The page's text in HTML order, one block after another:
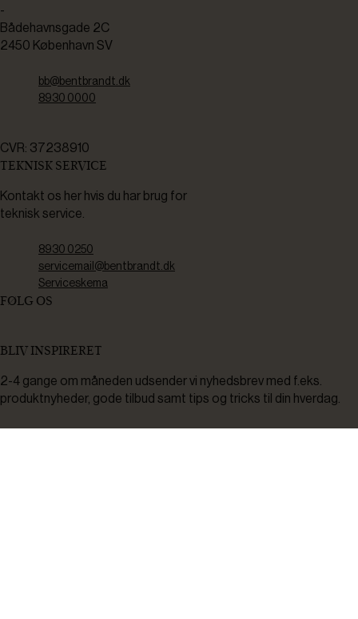
-
Bådehavnsgade 2C
2450 København SV
bb@bentbrandt.dk
8930 0000
CVR: 37238910
TEKNISK SERVICE
Kontakt os her hvis du har brug for
teknisk service.
8930 0250
servicemail@bentbrandt.dk
Serviceskema
FØLG OS
BLIV INSPIRERET
2-4 gange om måneden udsender vi nyhedsbrev med f.eks.
produktnyheder, gode tilbud samt tips og tricks til din hverdag.